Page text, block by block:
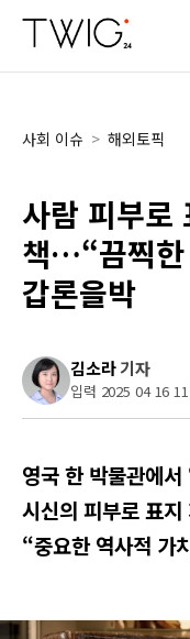
사회 이슈 > 해외토픽
사람 피부로
책…“끔찍한
갑론을박
김소라기자
입력 2025 04 16
영국 한 박물관에서
시신의 피부로 표
“중요한 역사적 가